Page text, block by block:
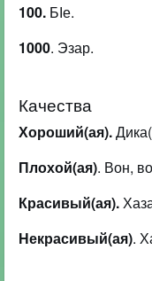
100. БІе.
1000. Эзар.
Качества
Хороший(ая).
Плохой(ая). Вон,
Красивый(ая).
Некрасивый(ая).